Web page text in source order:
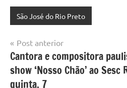
São José do Rio Preto
Navegação
de
Post
Post anterior
Cantora e compositora
show ‘Nosso Chão’ ao
quinta, 7